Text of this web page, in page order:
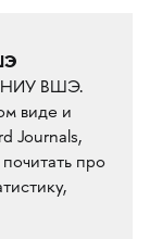
НИУ ВШЭ.
виде и
Journals,
про